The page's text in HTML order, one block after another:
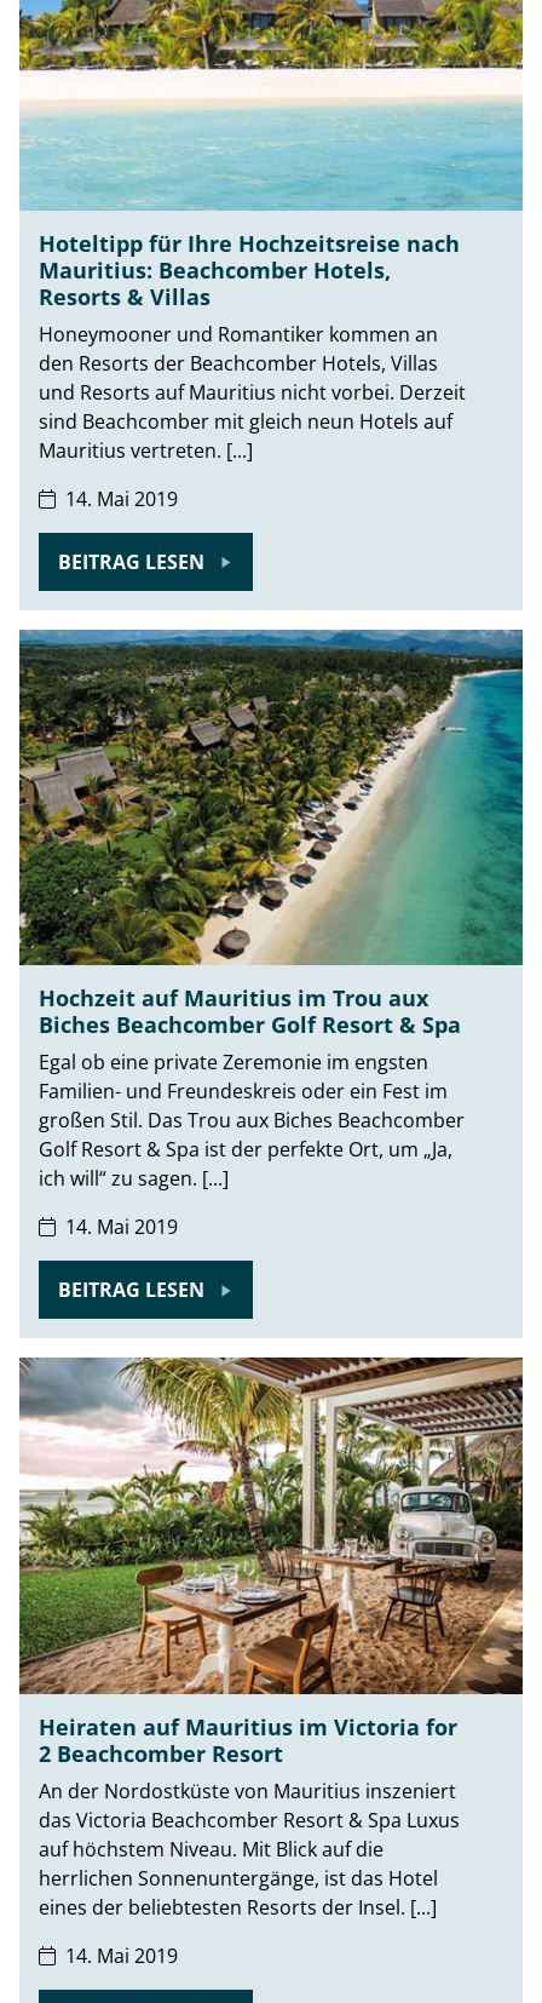
Hoteltipp für Ihre Hochzeitsreise nach
Mauritius: Beachcomber Hotels,
Resorts & Villas
Honeymooner und Romantiker kommen an
den Resorts der Beachcomber Hotels, Villas
und Resorts auf Mauritius nicht vorbei. Derzeit
sind Beachcomber mit gleich neun Hotels auf
Mauritius vertreten. [...]
14. Mai 2019
BEITRAG LESEN
Hochzeit auf Mauritius im Trou aux
Biches Beachcomber Golf Resort & Spa
Egal ob eine private Zeremonie im engsten
Familien- und Freundeskreis oder ein Fest im
großen Stil. Das Trou aux Biches Beachcomber
Golf Resort & Spa ist der perfekte Ort, um „Ja,
ich will“ zu sagen. [...]
14. Mai 2019
BEITRAG LESEN
Heiraten auf Mauritius im Victoria for
2 Beachcomber Resort
An der Nordostküste von Mauritius inszeniert
das Victoria Beachcomber Resort & Spa Luxus
auf höchstem Niveau. Mit Blick auf die
herrlichen Sonnenuntergänge, ist das Hotel
eines der beliebtesten Resorts der Insel. [...]
14. Mai 2019